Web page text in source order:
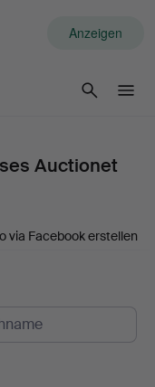
Anzeigen
Auctionet
via Facebook erstellen